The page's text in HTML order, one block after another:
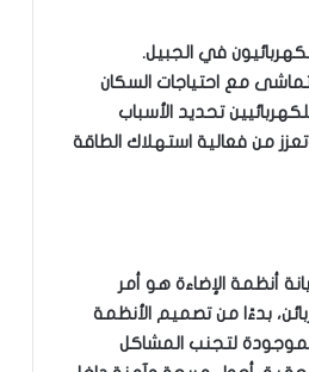
في الجبيل.
مع احتياجات السكان
تحديد الأسباب
من فعالية استهلاك الطاقة
أنظمة الإضاءة هو أمر
بدءًا من تصميم الأنظمة
لتجنب المشاكل